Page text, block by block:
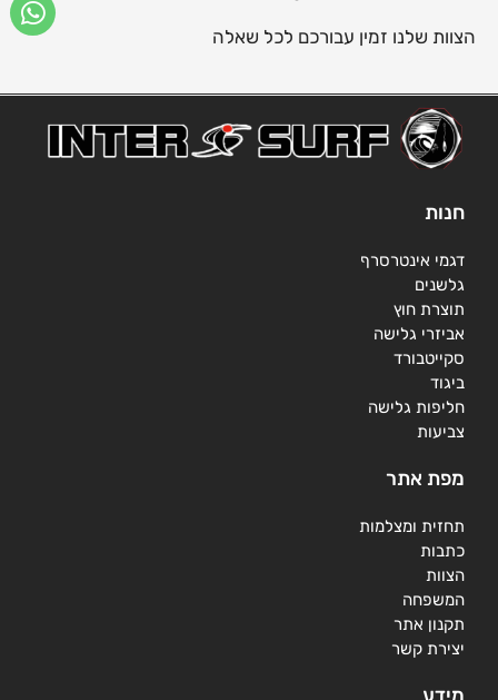
הצוות שלנו זמין עבורכם לכל שאלה
חנות
דגמי אינטרסרף
גלשנים
תוצרת חוץ
אביזרי גלישה
סקייטבורד
ביגוד
חליפות גלישה
צביעות
מפת אתר
תחזית ומצלמות
כתבות
הצוות
המשפחה
תקנון אתר
יצירת קשר